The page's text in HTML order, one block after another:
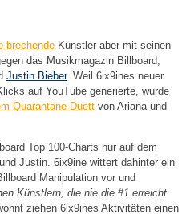
brechende Künstler aber mit seinen
das Musikmagazin Billboard,
Justin Bieber. Weil 6ix9ines neuer
auf YouTube generierte, wurde
Quarantäne-Duett von Ariana und
Top 100-Charts nur auf dem
Justin. 6ix9ine wittert dahinter ein
Manipulation vor und
Künstlern, die nie die #1 erreicht
ziehen 6ix9ines Aktivitäten einen